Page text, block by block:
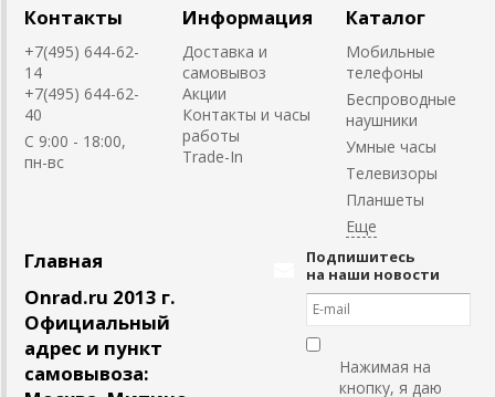
Контакты
+7(495) 644-62-
14
+7(495) 644-62-
40
C 9:00 - 18:00,
пн-вс
Информация
Доставка и
самовывоз
Акции
Контакты и часы
работы
Trade-In
Каталог
Мобильные
телефоны
Беспроводные
наушники
Умные часы
Телевизоры
Планшеты
Главная
Onrad.ru 2013 г.
Официальный
адрес и пункт
самовывоза:
Подпишитесь
на наши новости
Нажимая на
кнопку, я даю